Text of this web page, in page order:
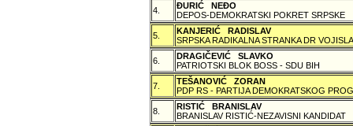
4.
ÐURIĆ NEÐO
DEPOS-DEMOKRATSKI POKRET SRPSKE
5.
KANJERIĆ RADISLAV
SRPSKA RADIKALNA STRANKA DR
6.
DRAGIČEVIĆ SLAVKO
PATRIOTSKI BLOK BOSS - SDU BIH
7.
TEŠANOVIĆ ZORAN
PDP RS - PARTIJA DEMOKRATSKOG
8.
RISTIĆ BRANISLAV
BRANISLAV RISTIĆ-NEZAVISNI KANDIDAT